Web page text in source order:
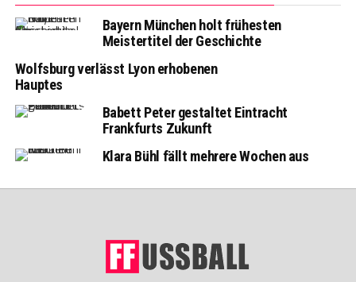
Bayern München holt frühesten
Meistertitel der Geschichte
Wolfsburg verlässt Lyon erhobenen
Hauptes
Babett Peter gestaltet Eintracht
Frankfurts Zukunft
Klara Bühl fällt mehrere Wochen aus